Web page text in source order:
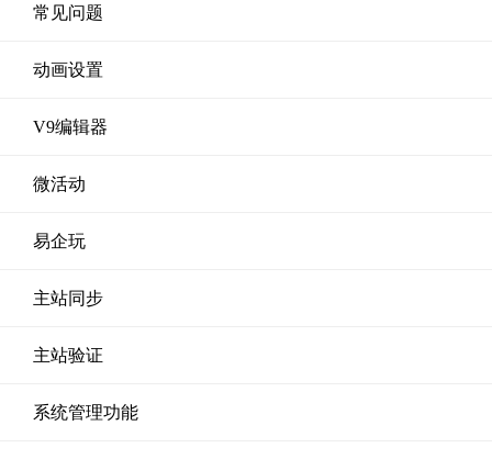
常见问题
动画设置
V9编辑器
微活动
易企玩
主站同步
主站验证
系统管理功能